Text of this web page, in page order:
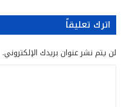
اترك تعليقاً
لن يتم نشر عنوان بريدك الإلكتروني.